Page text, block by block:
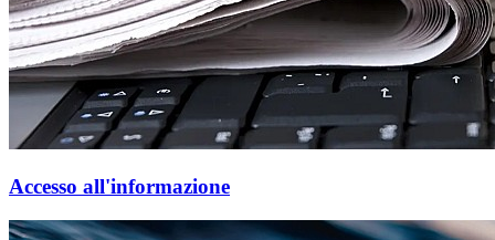
Accesso all'informazione